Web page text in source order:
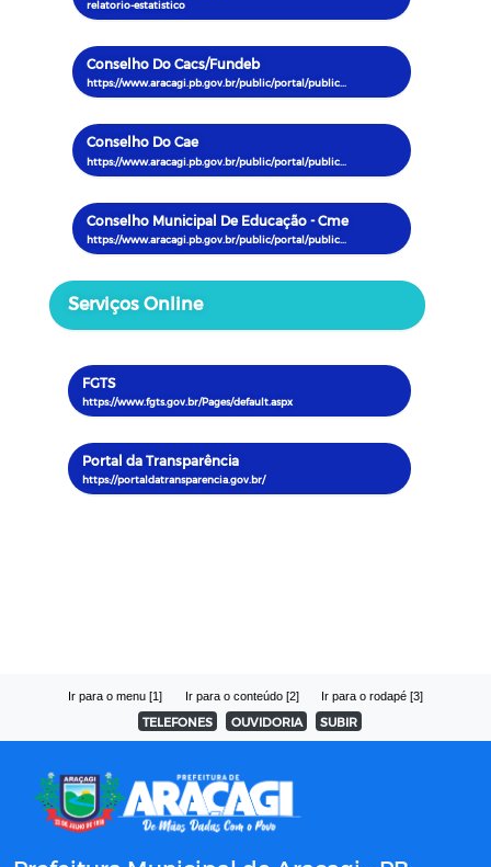
Conselho Do Cacs/Fundeb
Conselho Do Cae
Conselho Municipal De Educação - Cme
Serviços Online
FGTS
Portal da Transparência
Ir para o menu [1] Ir para o conteúdo [2] Ir para o rodapé [3]
TELEFONES OUVIDORIA SUBIR